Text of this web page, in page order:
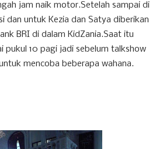
jam naik motor.Setelah sampai di
dan untuk Kezia dan Satya diberikan
BRI di dalam KidZania.Saat itu
pukul 10 pagi jadi sebelum talkshow
mencoba beberapa wahana.